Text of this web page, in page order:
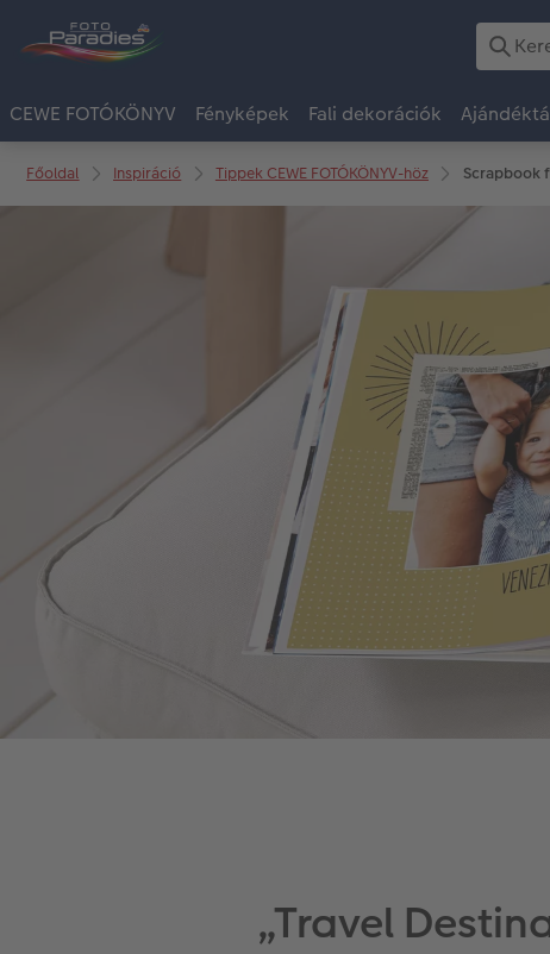
CEWE FOTÓKÖNYV Fényképek Fali dekorációk
Főoldal Inspiráció Tippek CEWE FOTÓKÖNYV-höz Scrapbook
„Travel